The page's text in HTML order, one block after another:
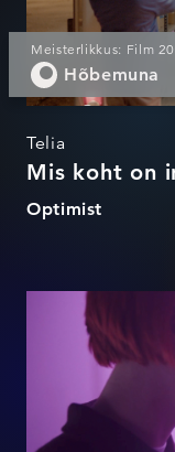
Meisterlikkus: Film
Hõbemuna
Telia
Mis koht on
Optimist